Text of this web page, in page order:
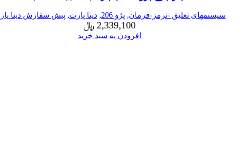
سیستمهای تعلیق -ترمز-فرمان, پژو 206 , دینا پارت, پیش سفارش دینا
2,339,100 ﷼
افزودن به سبد خرید